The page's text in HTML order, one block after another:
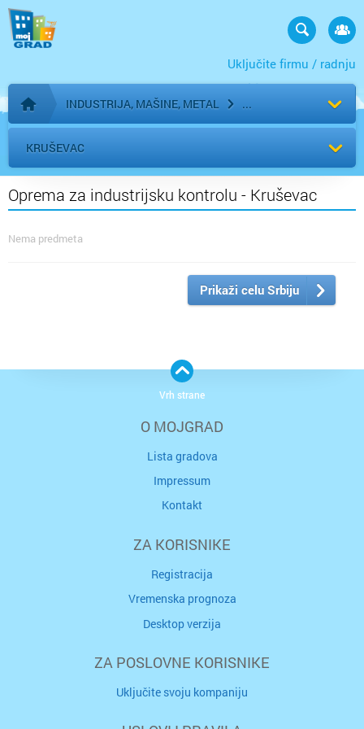
Uključite firmu / radnju
Početna stranica
INDUSTRIJA, MAŠINE, METAL
KRUŠEVAC
Oprema za industrijsku kontrolu - Kruševac
Nema predmeta
Prikaži celu Srbiju
O MOJGRAD
Lista gradova
Impressum
Kontakt
ZA KORISNIKE
Registracija
Vremenska prognoza
Desktop verzija
ZA POSLOVNE KORISNIKE
Uključite svoju kompaniju
Vrh strane